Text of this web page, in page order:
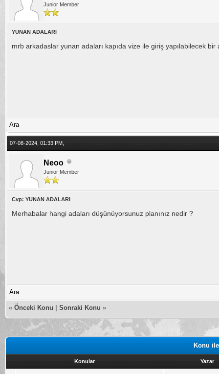
Junior Member
YUNAN ADALARI
mrb arkadaslar yunan adaları kapıda vize ile giriş yapılabilecek
Ara
07-08-2024, 01:33 PM,
Neoo
Junior Member
Cvp: YUNAN ADALARI
Merhabalar hangi adaları düşünüyorsunuz planınız nedir ?
Ara
« Önceki Konu Sonraki Konu »
Konu
Konular Yazar